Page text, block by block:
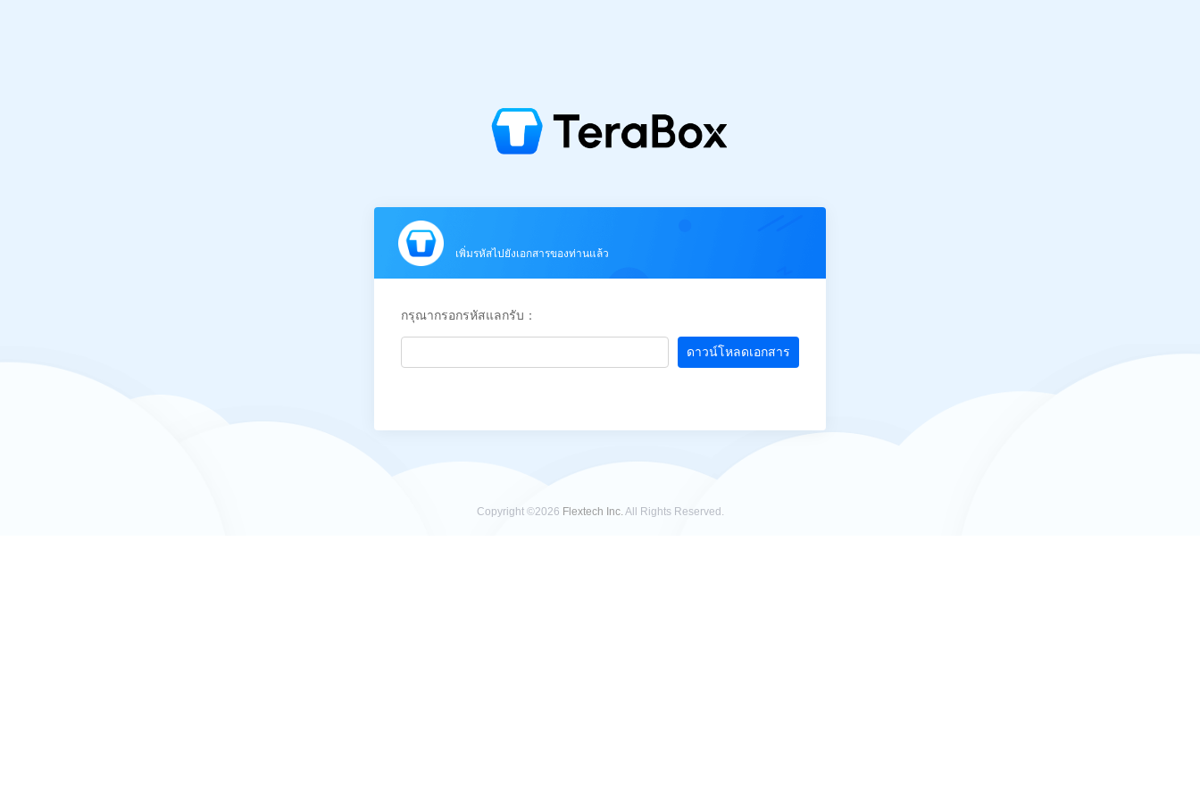
เพิ่มรหัสไปยังเอกสารของท่านแล้ว
กรุณากรอกรหัสแลกรับ：
ดาวน์โหลดเอกสาร
Copyright ©2026 Flextech Inc.All Rights Reserved.